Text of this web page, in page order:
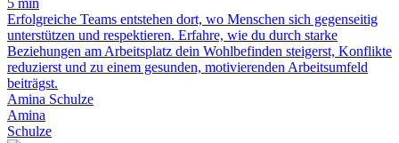
5 min
Erfolgreiche Teams entstehen dort, wo Menschen sich gegenseitig
unterstützen und respektieren. Erfahre, wie du durch starke
Beziehungen am Arbeitsplatz dein Wohlbefinden steigerst, Konflikte
reduzierst und zu einem gesunden, motivierenden Arbeitsumfeld
beiträgst.
Amina Schulze
Amina
Schulze